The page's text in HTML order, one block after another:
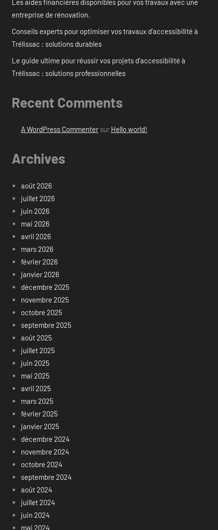
Les aides financières disponibles pour vos travaux avec une
entreprise de rénovation.
Conseils experts pour optimiser vos travaux d’accessibilité à
Trélissac : solutions durables
Le guide ultime pour réussir vos projets d’accessibilité à
Trélissac : solutions professionnelles
Recent Comments
A WordPress Commentersur Hello world!
Archives
août 2026
juillet 2026
juin 2026
mai 2026
avril 2026
mars 2026
février 2026
janvier 2026
décembre 2025
novembre 2025
octobre 2025
septembre 2025
août 2025
juillet 2025
juin 2025
mai 2025
avril 2025
mars 2025
février 2025
janvier 2025
décembre 2024
novembre 2024
octobre 2024
septembre 2024
août 2024
juillet 2024
juin 2024
mai 2024